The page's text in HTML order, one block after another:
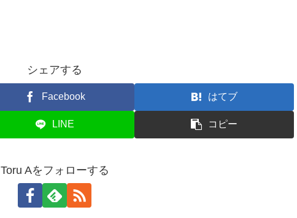
シェアする
Facebook はてブ
LINE コピー
Toru Aをフォローする